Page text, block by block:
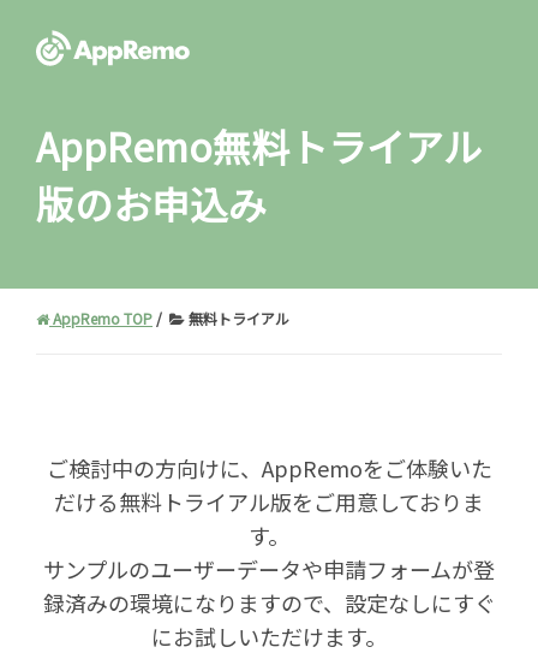
AppRemo無料トライアル
版のお申込み
AppRemo TOP 無料トライアル
ご検討中の方向けに、AppRemoをご体験いた
だける無料トライアル版をご用意しておりま
す。
サンプルのユーザーデータや申請フォームが登
録済みの環境になりますので、設定なしにすぐ
にお試しいただけます。